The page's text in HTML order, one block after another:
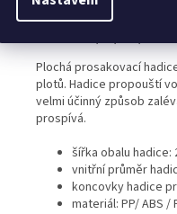
Plochá prosakovací
plotů. Hadice propouští
velmi účinný způsob
prospívá.
šířka obalu hadice:
vnitřní průměr
koncovky hadice
materiál: PP/ ABS /